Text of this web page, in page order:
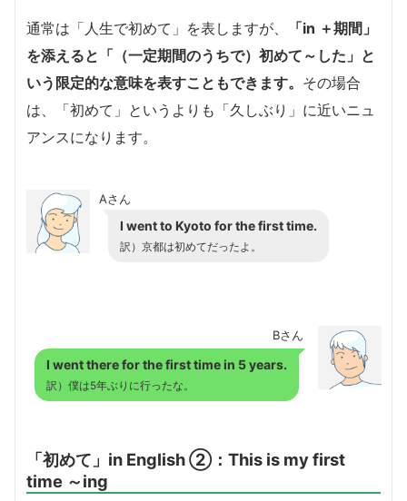
通常は「人生で初めて」を表しますが、
「in ＋期間」
を添えると「（一定期間のうちで）初めて～した」と
いう限定的な意味を表すこともできます。 その場合
は、「初めて」というよりも「久しぶり」に近いニュ
アンスになります。
Aさん
I went to Kyoto for the first time.
訳）京都は初めてだったよ。
Bさん
I went there for the first time in 5 years.
訳）僕は5年ぶりに行ったな。
「初めて」in English ②：This is my first
time ～ing